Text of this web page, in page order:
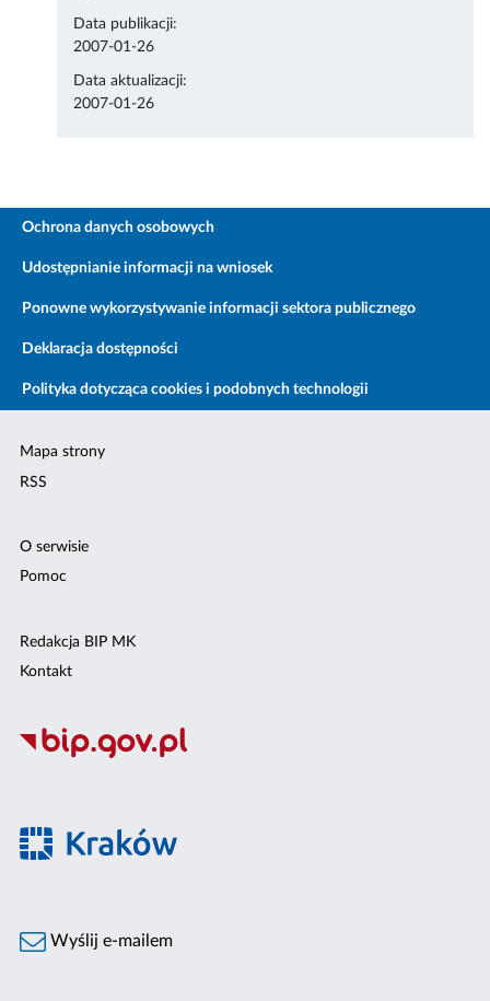
Data publikacji:
2007-01-26
Data aktualizacji:
2007-01-26
Ochrona danych osobowych
Udostępnianie informacji na wniosek
Ponowne wykorzystywanie informacji sektora publicznego
Deklaracja dostępności
Polityka dotycząca cookies i podobnych technologii
Mapa strony
RSS
O serwisie
Pomoc
Redakcja BIP MK
Kontakt
Wyślij e-mailem